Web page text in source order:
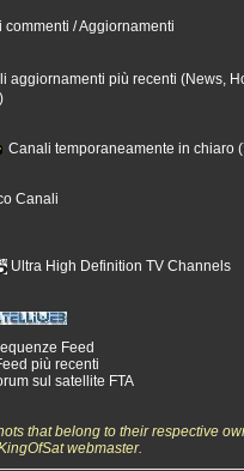
commenti / Aggiornamenti
aggiornamenti più recenti (News,
Canali temporaneamente in chiaro
Canali
Ultra High Definition TV Channels
Feed
Feed più recenti
sul satellite FTA
that belong to their respective
webmaster.